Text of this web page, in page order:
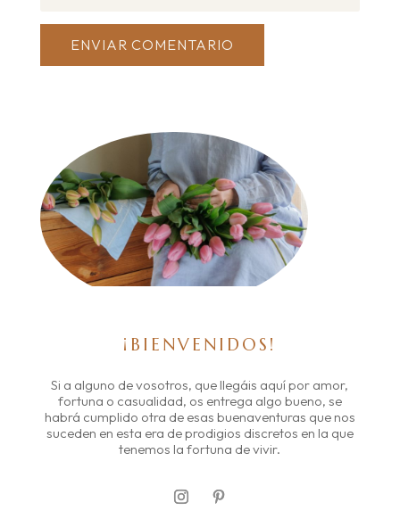
ENVIAR COMENTARIO
¡BIENVENIDOS!
Si a alguno de vosotros, que llegáis aquí por amor,
fortuna o casualidad, os entrega algo bueno, se
habrá cumplido otra de esas buenaventuras que nos
suceden en esta era de prodigios discretos en la que
tenemos la fortuna de vivir.